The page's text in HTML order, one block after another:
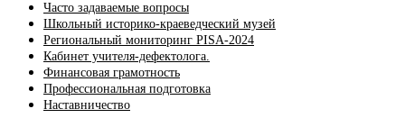
Часто задаваемые вопросы
Школьный историко-краеведческий музей
Региональный мониторинг PISA-2024
Кабинет учителя-дефектолога.
Финансовая грамотность
Профессиональная подготовка
Наставничество